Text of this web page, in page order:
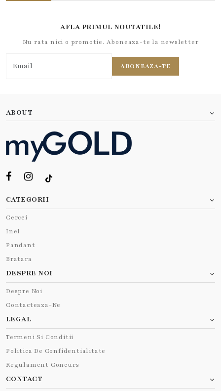
AFLA PRIMUL NOUTATILE!
Nu rata nici o promotie. Aboneaza-te la newsletter
ABONEAZA-TE
ABOUT
CATEGORII
Cercei
Inel
Pandant
Bratara
DESPRE NOI
Despre Noi
Contacteaza-Ne
LEGAL
Termeni Si Conditii
Politica De Confidentialitate
Regulament Concurs
CONTACT